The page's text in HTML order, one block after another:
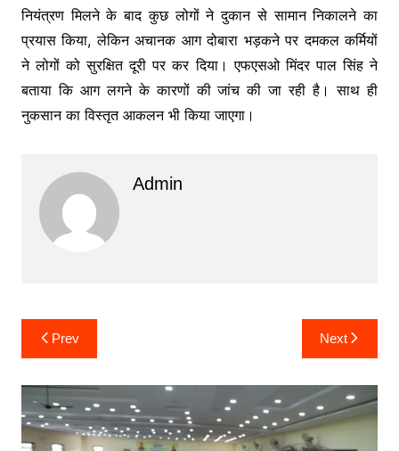
नियंत्रण मिलने के बाद कुछ लोगों ने दुकान से सामान निकालने का
प्रयास किया, लेकिन अचानक आग दोबारा भड़कने पर दमकल कर्मियों
ने लोगों को सुरक्षित दूरी पर कर दिया। एफएसओ मिंदर पाल सिंह ने
बताया कि आग लगने के कारणों की जांच की जा रही है। साथ ही
नुकसान का विस्तृत आकलन भी किया जाएगा।
Admin
Post
navigation
Prev Next